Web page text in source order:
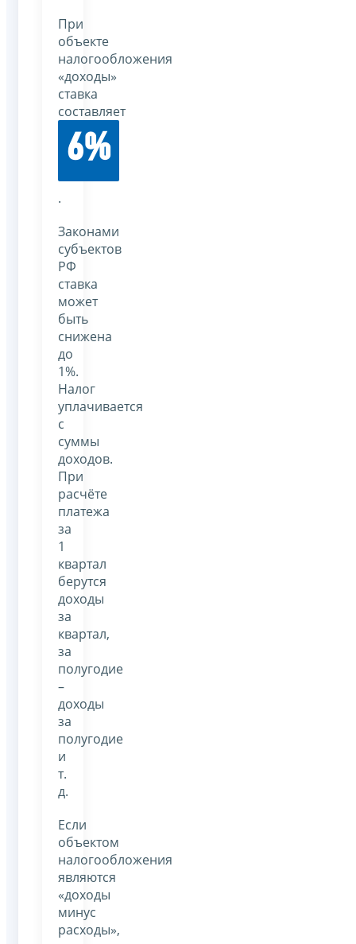
При
объекте
налогообложения
«доходы»
ставка
составляет
6%
.
Законами
субъектов
РФ
ставка
может
быть
снижена
до
1%.
Налог
уплачивается
с
суммы
доходов.
При
расчёте
платежа
за
1
квартал
берутся
доходы
за
квартал,
за
полугодие
–
доходы
за
полугодие
и
т.
д.
Если
объектом
налогообложения
являются
«доходы
минус
расходы»,